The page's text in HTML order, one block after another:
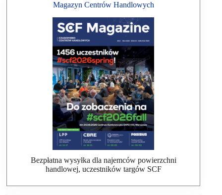
Magazyn Centrów Handlowych
Bezpłatna wysyłka dla najemców powierzchni
handlowej, uczestników targów SCF